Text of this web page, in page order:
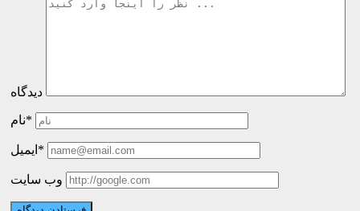
دیدگاه
نام*
ایمیل*
وب سایت